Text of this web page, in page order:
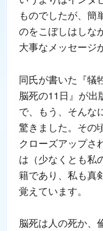
ものでしたが、簡
のをこぼしはしな
大事なメッセージ
同氏が書いた『犠
脳死の11日』が出
で、もう、そんな
驚きました。その
クローズアップさ
は（少なくとも私
籍であり、私も真
覚えています。
脳死は人の死か、